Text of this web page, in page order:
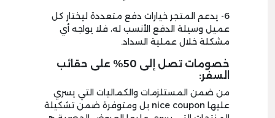
6- يدعم المتجر خيارات دفع متعددة ليختار كل
عميل وسيلة الدفع الأنسب له، فلا يواجه أي
مشكلة خلال عملية السداد.
خصومات تصل إلى 50% على حقائب
السفر:
من ضمن المستلزمات والكماليات التي يسري
عليها nice coupon بل ومتوفرة ضمن تشكيلة